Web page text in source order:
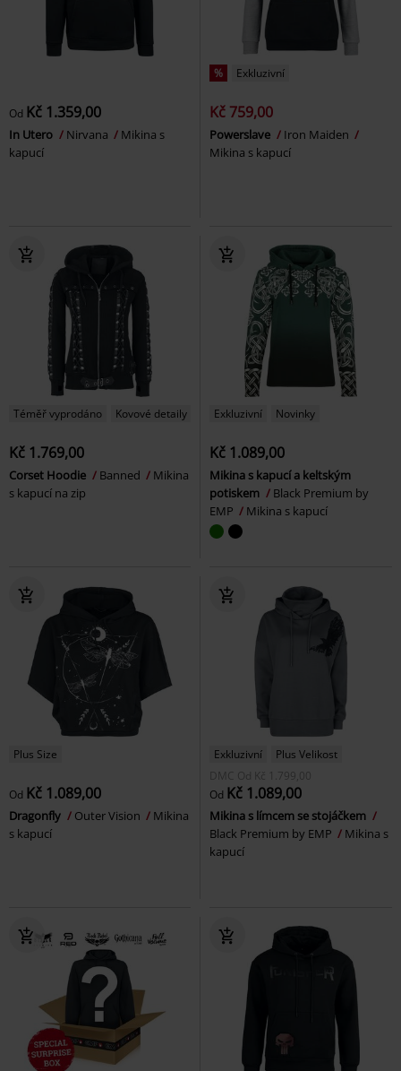
Od Kč 1.359,00
In Utero Nirvana
Mikina s
kapucí
% Exkluzivní
Kč 759,00
Powerslave
Iron Maiden
Mikina s kapucí
Téměř vyprodáno Kovové detaily
Kč 1.769,00
Corset Hoodie Banned
Mikina
s kapucí na zip
Exkluzivní Novinky
Kč 1.089,00
Mikina s kapucí a keltským
potiskem
Black Premium by
EMP
Mikina s kapucí
Plus Size
Od Kč 1.089,00
Dragonfly Outer Vision
Mikina
s kapucí
Exkluzivní
Plus Velikost
DMC Od Kč 1.799,00
Od Kč 1.089,00
Mikina s límcem se stojáčkem
Black Premium by EMP
Mikina s
kapucí